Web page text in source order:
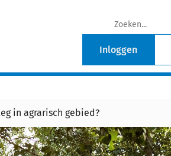
Inloggen
in agrarisch gebied?